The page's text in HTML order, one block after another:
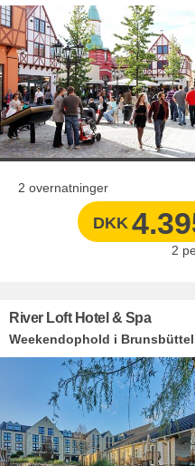
2 overnatninger
DKK
2
River Loft Hotel & Spa
Weekendophold i